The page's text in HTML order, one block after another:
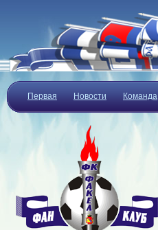
Первая Новости Команда